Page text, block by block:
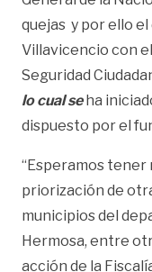
quejas y por ello
Villavicencio con
Seguridad
lo cual seha
dispuesto por el
“Esperamos tener
priorización de
municipios del
Hermosa, entre
acción de la